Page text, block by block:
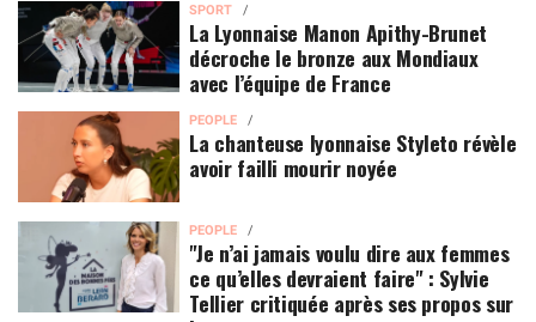
SPORT
La Lyonnaise Manon Apithy-Brunet
décroche le bronze aux Mondiaux
avec l’équipe de France
PEOPLE
La chanteuse lyonnaise Styleto révèle
avoir failli mourir noyée
PEOPLE
"Je n’ai jamais voulu dire aux femmes
ce qu’elles devraient faire" : Sylvie
Tellier critiquée après ses propos sur